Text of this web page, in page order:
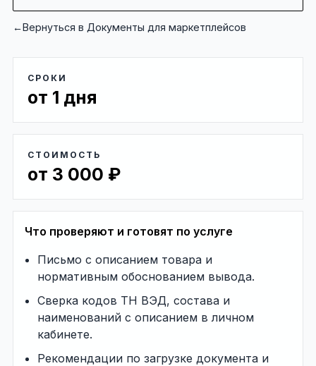
←Вернуться в Документы для маркетплейсов
СРОКИ
от 1 дня
СТОИМОСТЬ
от 3 000 ₽
Что проверяют и готовят по услуге
Письмо с описанием товара и
нормативным обоснованием вывода.
Сверка кодов ТН ВЭД, состава и
наименований с описанием в личном
кабинете.
Рекомендации по загрузке документа и